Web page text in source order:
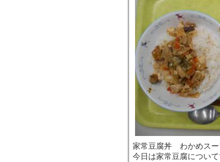
家常豆腐丼 わかめス
今日は家常豆腐につい